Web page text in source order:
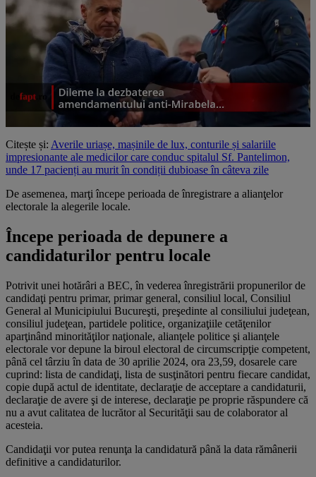
Citește și: Averile uriașe, mașinile de lux, conturile și salariile
impresionante ale medicilor care conduc spitalul Sf. Pantelimon,
unde 17 pacienți au murit în condiții dubioase în câteva zile
De asemenea, marţi începe perioada de înregistrare a alianţelor
electorale la alegerile locale.
Începe perioada de depunere a
candidaturilor pentru locale
Potrivit unei hotărâri a BEC, în vederea înregistrării propunerilor de
candidaţi pentru primar, primar general, consiliul local, Consiliul
General al Municipiului Bucureşti, preşedinte al consiliului judeţean,
consiliul judeţean, partidele politice, organizaţiile cetăţenilor
aparţinând minorităţilor naţionale, alianţele politice şi alianţele
electorale vor depune la biroul electoral de circumscripţie competent,
până cel târziu în data de 30 aprilie 2024, ora 23,59, dosarele care
cuprind: lista de candidaţi, lista de susţinători pentru fiecare candidat,
copie după actul de identitate, declaraţie de acceptare a candidaturii,
declaraţie de avere şi de interese, declaraţie pe proprie răspundere că
nu a avut calitatea de lucrător al Securităţii sau de colaborator al
acesteia.
Candidaţii vor putea renunţa la candidatură până la data rămânerii
definitive a candidaturilor.